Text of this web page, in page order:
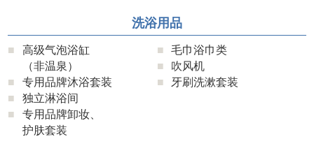
洗浴用品
高级气泡浴缸
（非温泉）
专用品牌沐浴套装
独立淋浴间
专用品牌卸妆、
护肤套装
毛巾浴巾类
吹风机
牙刷洗漱套装